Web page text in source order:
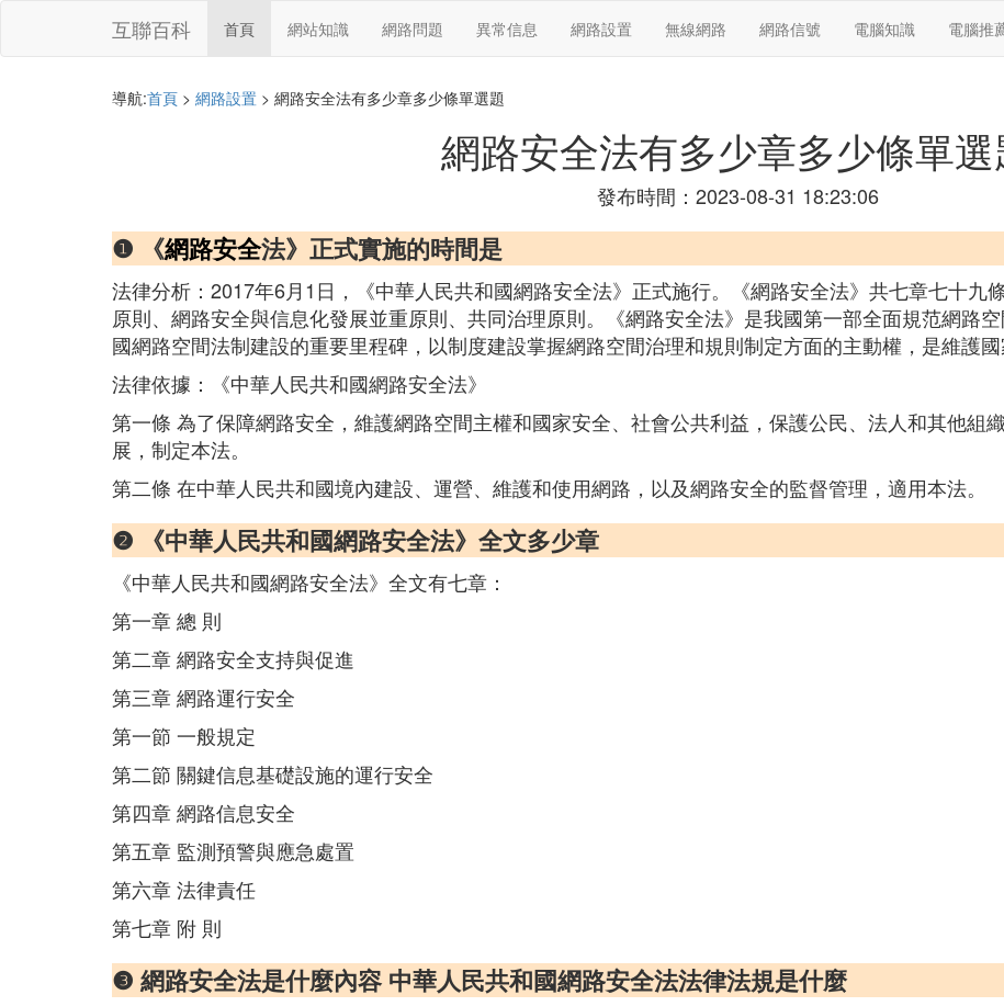
互聯百科 首頁 網站知識 網路問題 異常信息 網路設置 無線網路 網路信號 電腦知識 電腦推
導航:首頁 > 網路設置 > 網路安全法有多少章多少條單選題
網路安全法有多少章多少條單選
發布時間：2023-08-31 18:23:06
❶ 《網路安全法》正式實施的時間是
法律分析：2017年6月1日，《中華人民共和國網路安全法》正式施行。《網路安全法》共七章七十九
原則、網路安全與信息化發展並重原則、共同治理原則。《網路安全法》是我國第一部全面規范網路
國網路空間法制建設的重要里程碑，以制度建設掌握網路空間治理和規則制定方面的主動權，是維護國
法律依據：《中華人民共和國網路安全法》
第一條 為了保障網路安全，維護網路空間主權和國家安全、社會公共利益，保護公民、法人和其他組
展，制定本法。
第二條 在中華人民共和國境內建設、運營、維護和使用網路，以及網路安全的監督管理，適用本法。
❷ 《中華人民共和國網路安全法》全文多少章
《中華人民共和國網路安全法》全文有七章：
第一章 總 則
第二章 網路安全支持與促進
第三章 網路運行安全
第一節 一般規定
第二節 關鍵信息基礎設施的運行安全
第四章 網路信息安全
第五章 監測預警與應急處置
第六章 法律責任
第七章 附 則
❸ 網路安全法是什麼內容 中華人民共和國網路安全法法律法規是什麼